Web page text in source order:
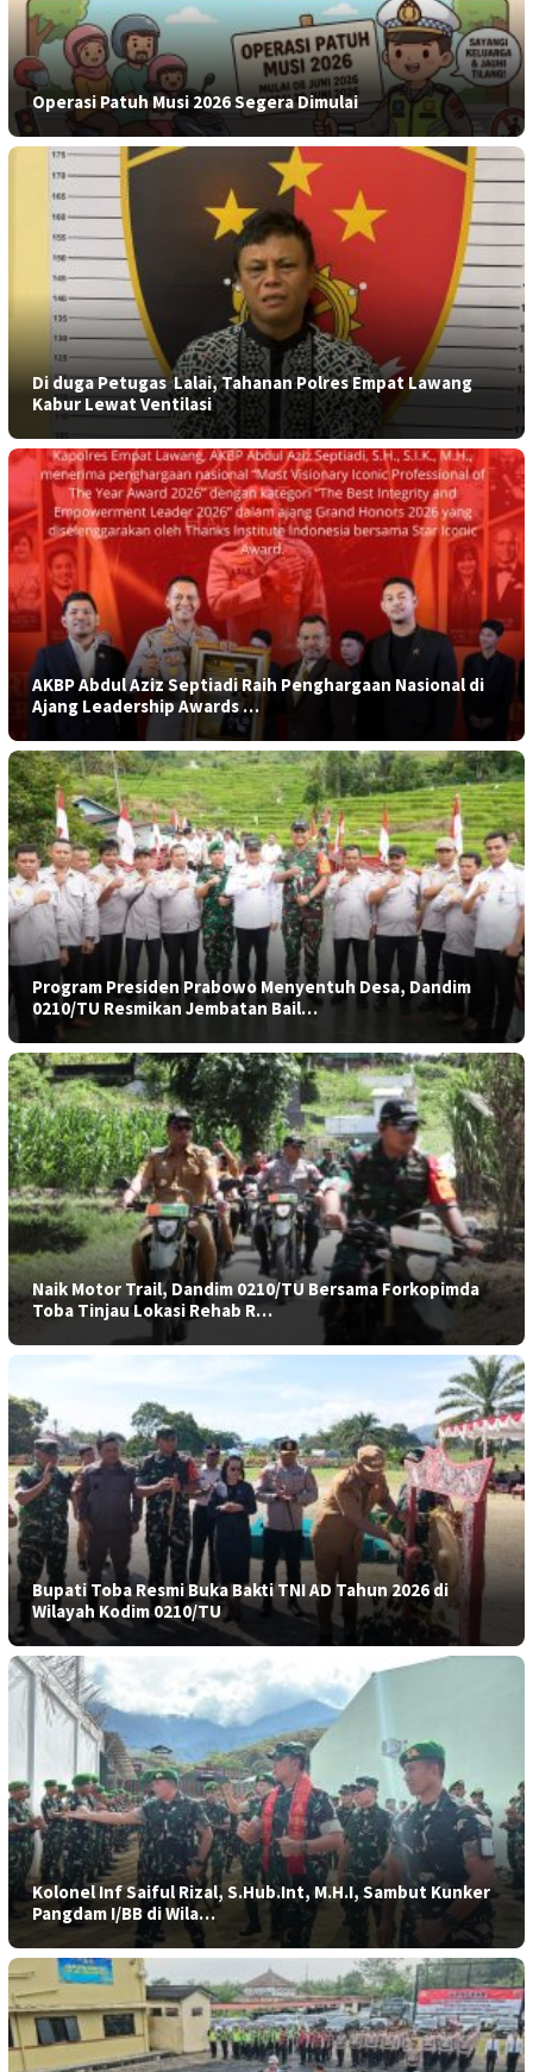
Operasi Patuh Musi 2026 Segera Dimulai
​Di duga Petugas Lalai, Tahanan Polres Empat Lawang
Kabur Lewat Ventilasi
AKBP Abdul Aziz Septiadi Raih Penghargaan Nasional di
Ajang Leadership Awards …
Program Presiden Prabowo Menyentuh Desa, Dandim
0210/TU Resmikan Jembatan Bail…
Naik Motor Trail, Dandim 0210/TU Bersama Forkopimda
Toba Tinjau Lokasi Rehab R…
Bupati Toba Resmi Buka Bakti TNI AD Tahun 2026 di
Wilayah Kodim 0210/TU
Kolonel Inf Saiful Rizal, S.Hub.Int, M.H.I, Sambut Kunker
Pangdam I/BB di Wila…